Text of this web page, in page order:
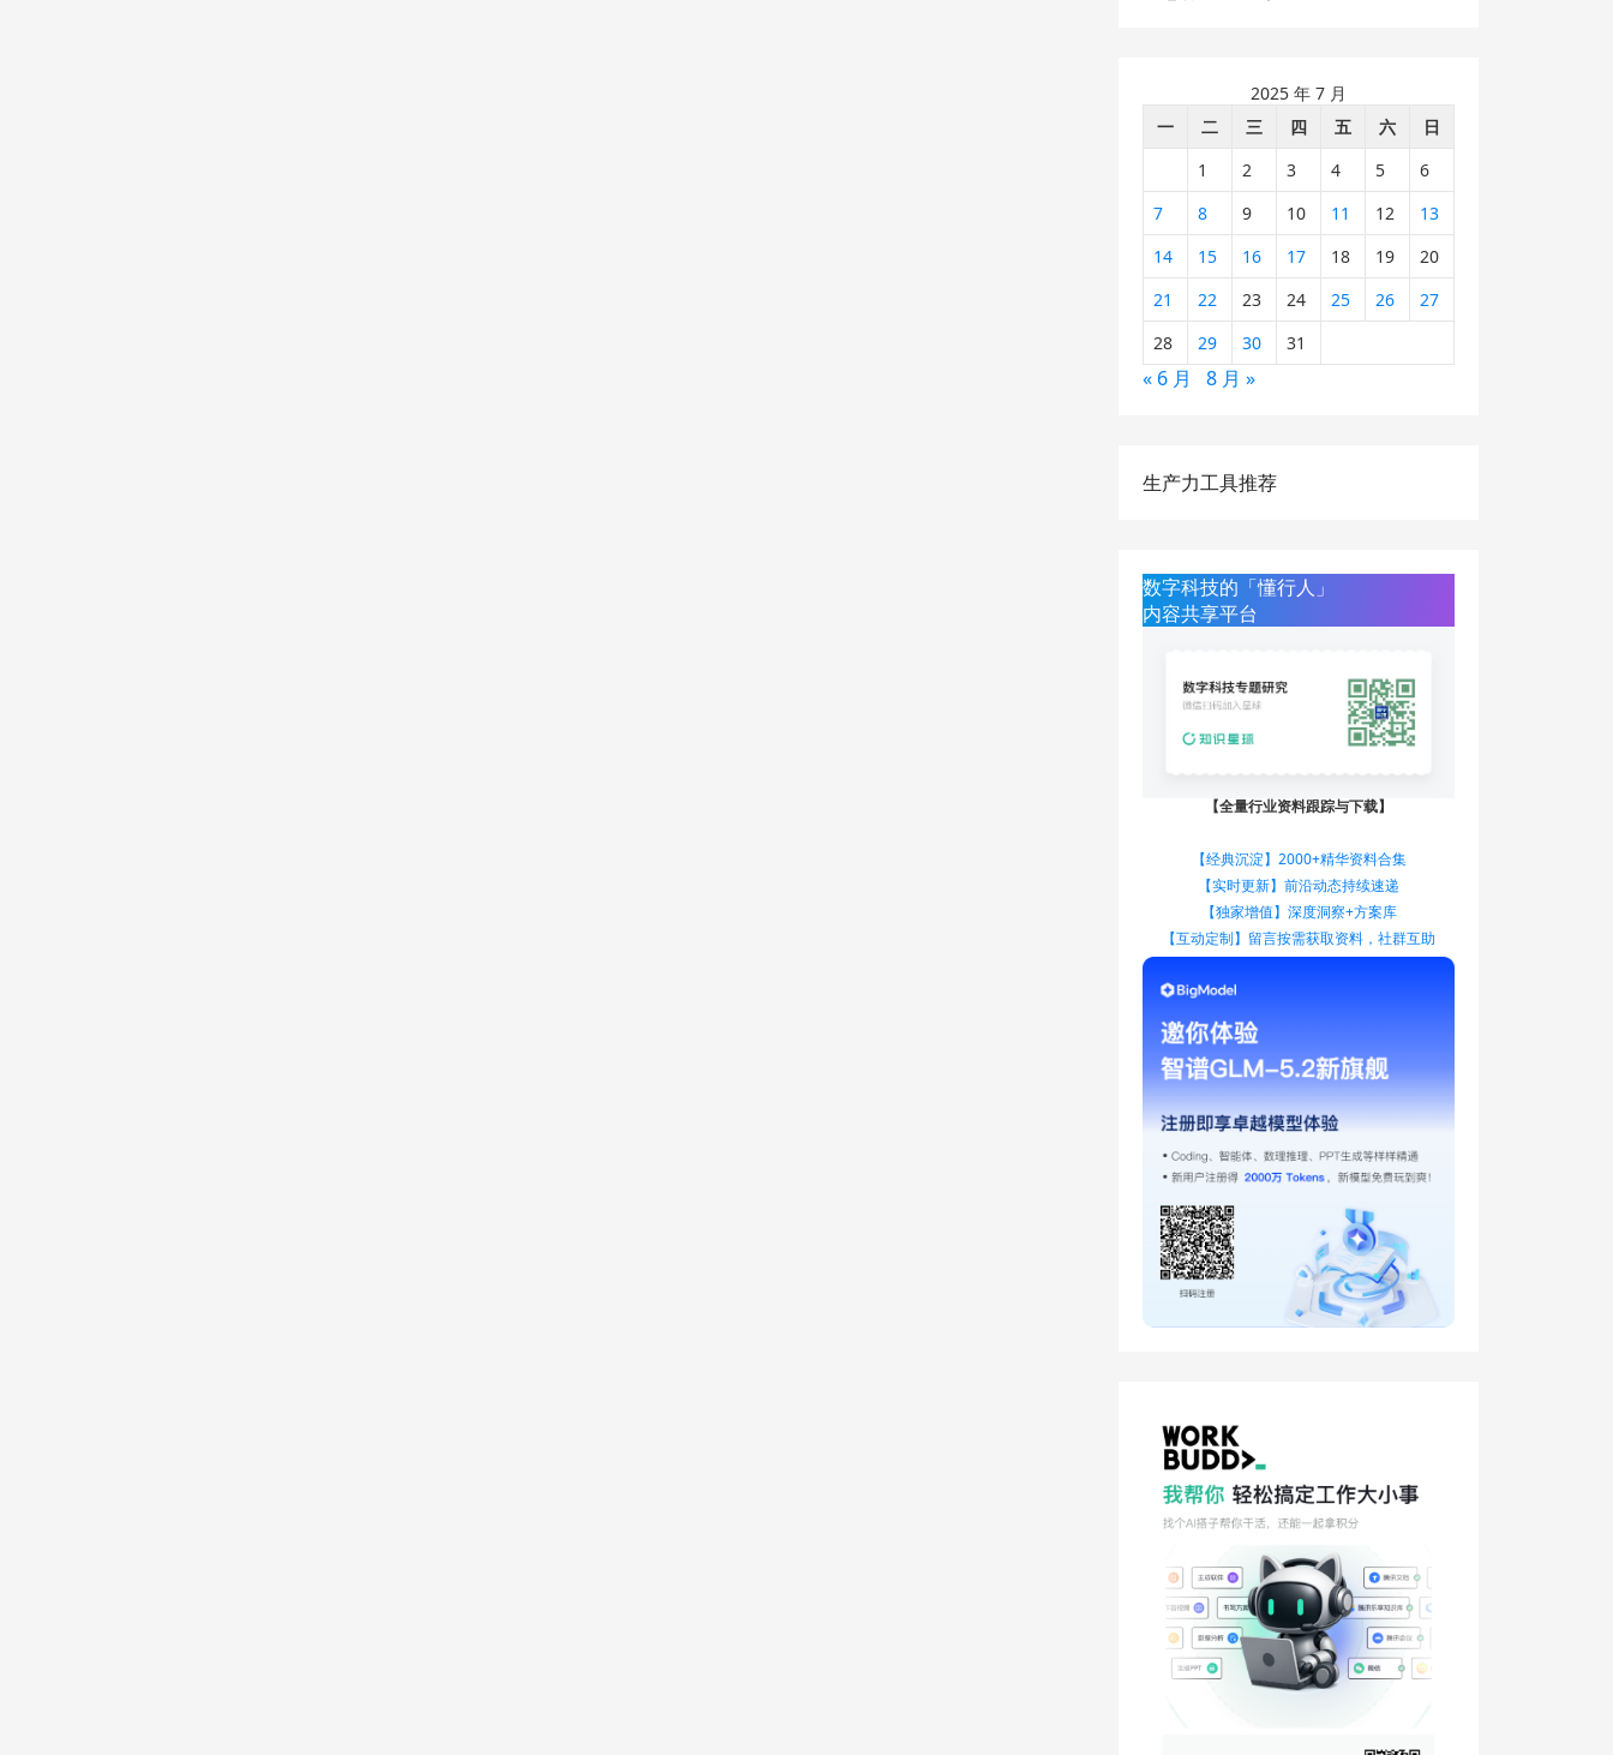
2025 年 7 月
一
二 三 四 五 六
日
1
2 3 4 5
6
7
8 9 10 11 12
13
14
15 16 17 18 19
20
21
22 23 24 25 26
27
28
29 30 31
« 6 月 8 月 »
生产力工具推荐
数字科技的「懂行人」
内容共享平台
【全量行业资料跟踪与下载】
【经典沉淀】2000+精华资料合集
【实时更新】前沿动态持续速递
【独家增值】深度洞察+方案库
【互动定制】留言按需获取资料，社群互助